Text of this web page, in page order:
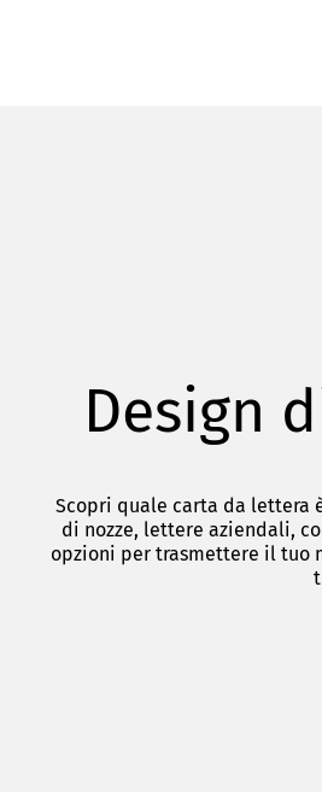
Design
Scopri quale carta da lettera
di nozze, lettere aziendali,
opzioni per trasmettere il tuo